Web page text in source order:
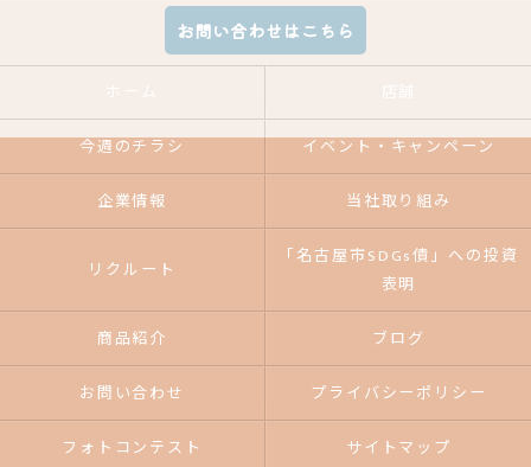
お問い合わせはこちら
今週のチラシ イベント・キャンペーン
企業情報 当社取り組み
リクルート
「名古屋市SDGs債」への投資
表明
商品紹介 ブログ
お問い合わせ プライバシーポリシー
フォトコンテスト サイトマップ